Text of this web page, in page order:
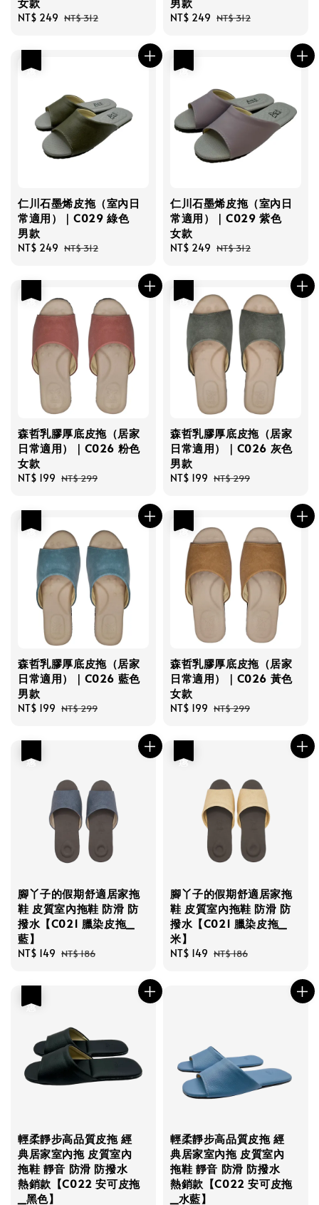
Sale
NT$ 249 Regular
NT$ 312
Sale
NT$ 249 Regular
NT$ 312
仁川石墨烯皮拖（室內日
常適用）｜C029 綠色
男款
Sale
NT$ 249 Regular
NT$ 312
仁川石墨烯皮拖（室內日
常適用）｜C029 紫色
女款
Sale
NT$ 249 Regular
NT$ 312
森哲乳膠厚底皮拖（居家
日常適用）｜C026 粉色
女款
Sale
NT$ 199 Regular
NT$ 299
森哲乳膠厚底皮拖（居家
日常適用）｜C026 灰色
男款
Sale
NT$ 199 Regular
NT$ 299
森哲乳膠厚底皮拖（居家
日常適用）｜C026 藍色
男款
Sale
NT$ 199 Regular
NT$ 299
森哲乳膠厚底皮拖（居家
日常適用）｜C026 黃色
女款
Sale
NT$ 199 Regular
NT$ 299
腳丫子的假期舒適居家拖
鞋 皮質室內拖鞋 防滑 防
撥水【C021 臘染皮拖_
藍】
Sale
NT$ 149 Regular
NT$ 186
腳丫子的假期舒適居家拖
鞋 皮質室內拖鞋 防滑 防
撥水【C021 臘染皮拖_
米】
Sale
NT$ 149 Regular
NT$ 186
輕柔靜步高品質皮拖 經
典居家室內拖 皮質室內
拖鞋 靜音 防滑 防撥水
熱銷款【C022 安可皮拖
_黑色】
輕柔靜步高品質皮拖 經
典居家室內拖 皮質室內
拖鞋 靜音 防滑 防撥水
熱銷款【C022 安可皮拖
_水藍】